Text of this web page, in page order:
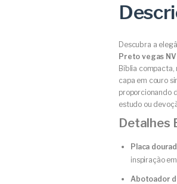
Descubra a
Preto vegas
Bíblia compacta,
capa em couro
proporcionando
estudo ou
Detalhes
Placa
inspiração
Abotoador